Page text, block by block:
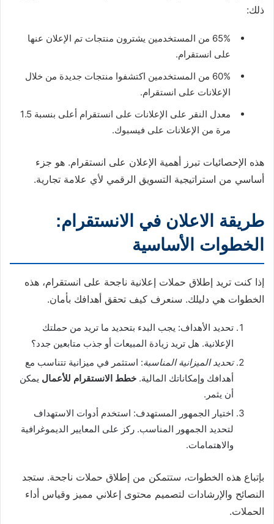
ذلك:
65% من المستخدمين يشترون منتجات تم الإعلان عنها
على انستقرام.
60% من المستخدمين اكتشفوا منتجات جديدة من خلال
الإعلانات على انستقرام.
معدل النقر على الإعلانات على انستقرام أعلى بنسبة 1.5
مرة من الإعلانات على فيسبوك.
هذه الإحصائيات تبرز أهمية الإعلان على انستقرام. هو جزء
أساسي من استراتيجية التسويق الرقمي لأي علامة تجارية.
طريقة الاعلان في الانستقرام:
الخطوات الأساسية
إذا كنت تريد إطلاق حملات إعلانية ناجحة على انستقرام، هذه
الخطوات هي دليلك. سنعرف كيف تحقق أهدافك بأمان.
تحديد الأهداف: يجب البدء بتحديد ما تريد من حملتك
الإعلانية. هل تريد زيادة المبيعات أو جذب متابعين جدد؟
تحديد الميزانية المناسبة: استثمر في ميزانية تتناسب مع
أهدافك وإمكاناتك المالية. خطط الانستقرام للأعمال يمكن
أن يثمر.
اختيار الجمهور المستهدف: استخدم أدوات الاستهداف
لتحديد الجمهور المناسب. ركز على المعايير الديموغرافية
والاهتمامات.
بإتباع هذه الخطوات، ستتمكن من إطلاق حملات ناجحة. ستجد
النصائح والإرشادات لتصميم محتوى إعلاني مميز وقياس أداء
الحملات.